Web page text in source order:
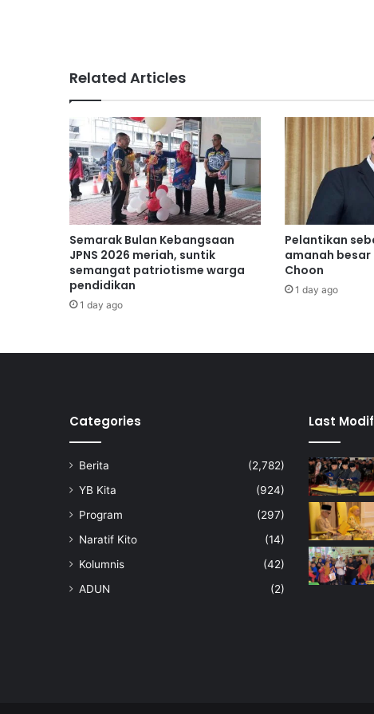
u
Related Articles
Semarak Bulan Kebangsaan
JPNS 2026 meriah, suntik
semangat patriotisme warga
pendidikan
1 day ago
Pelantikan
amanah besar
Choon
1 day ago
Categories
Berita
(2,782)
YB Kita
(924)
Program
(297)
Naratif Kito
(14)
Kolumnis
(42)
ADUN
(2)
Last